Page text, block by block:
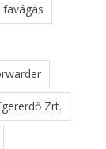
favágás
Zrt.